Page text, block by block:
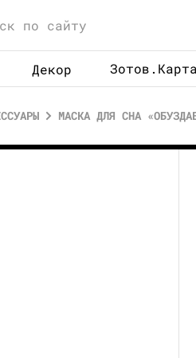
Декор Зотов.Карта
МАСКА ДЛЯ СНА